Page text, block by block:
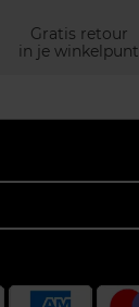
Gratis retour
in je winkelpunt